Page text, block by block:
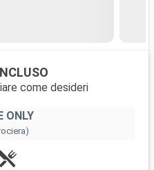
come desideri
ONLY